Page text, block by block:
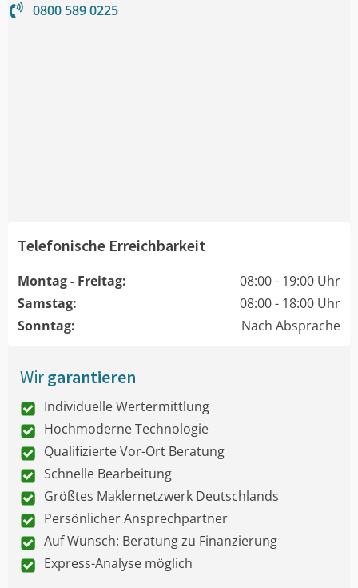
0800 589 0225
Telefonische Erreichbarkeit
Montag - Freitag:
08:00 - 19:00 Uhr
Samstag:
08:00 - 18:00 Uhr
Sonntag:
Nach Absprache
Wirgarantieren
Individuelle Wertermittlung
Hochmoderne Technologie
Qualifizierte Vor-Ort Beratung
Schnelle Bearbeitung
Größtes Maklernetzwerk Deutschlands
Persönlicher Ansprechpartner
Auf Wunsch: Beratung zu Finanzierung
Express-Analyse möglich